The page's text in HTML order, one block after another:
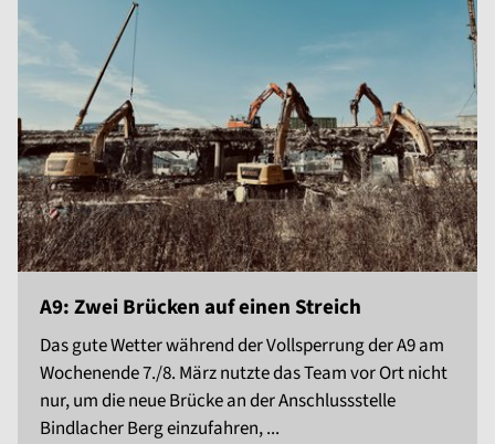
A9: Zwei Brücken auf einen Streich
Das gute Wetter während der Vollsperrung der A9 am
Wochenende 7./8. März nutzte das Team vor Ort nicht
nur, um die neue Brücke an der Anschlussstelle
Bindlacher Berg einzufahren, ...